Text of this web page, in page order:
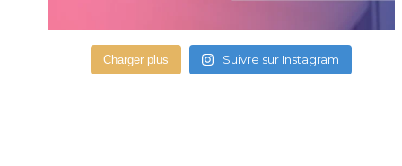
Charger plus Suivre sur Instagram